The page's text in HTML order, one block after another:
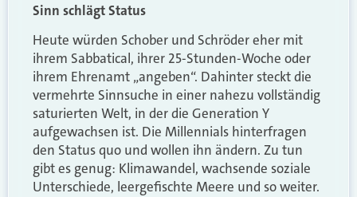
Sinn schlägt Status
Heute würden Schober und Schröder eher mit
ihrem Sabbatical, ihrer 25-Stunden-Woche oder
ihrem Ehrenamt „angeben“. Dahinter steckt die
vermehrte Sinnsuche in einer nahezu vollständig
saturierten Welt, in der die Generation Y
aufgewachsen ist. Die Millennials hinterfragen
den Status quo und wollen ihn ändern. Zu tun
gibt es genug: Klimawandel, wachsende soziale
Unterschiede, leergefischte Meere und so weiter.